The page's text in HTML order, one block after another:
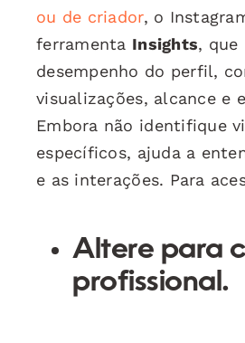
ou de criador, o
ferramenta Insights, que
desempenho do perfil,
visualizações, alcance e
Embora não identifique
específicos, ajuda a
e as interações. Para
Altere para
profissional.